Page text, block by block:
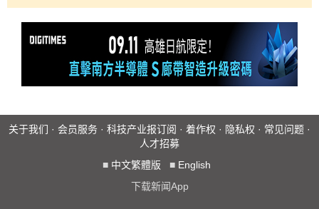
关于我们 · 会员服务 · 科技产业报订阅 · 着作权 · 隐私权 · 常见问题 ·
人才招募
■ 中文繁體版 ■ English
下载新闻App